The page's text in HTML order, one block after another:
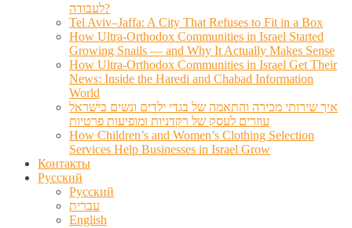
לעבודה?
Tel Aviv–Jaffa: A City That Refuses to Fit in a Box
How Ultra-Orthodox Communities in Israel Started
Growing Snails — and Why It Actually Makes Sense
How Ultra-Orthodox Communities in Israel Get Their
News: Inside the Haredi and Chabad Information
World
איך שירותי מכירה והתאמה של בגדי ילדים ונשים בישראל
עוזרים לעסק של רקדניות ומופיעות פרטיות
How Children’s and Women’s Clothing Selection
Services Help Businesses in Israel Grow
Контакты
Русский
Русский
עברית
English